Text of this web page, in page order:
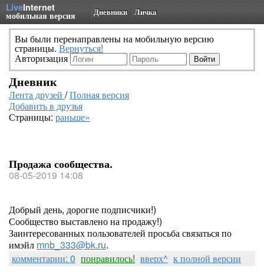
LiveInternet
мобильная версия Дневники Личка
Вы были перенаправлены на мобильную версию
страницы. Вернуться!
Авторизация
Дневник
Лента друзей /Полная версия
Добавить в друзья
Страницы: раньше»
Продажа сообщества.
08-05-2019 14:08
Добрый день, дорогие подписчики!)
Сообщество выставлено на продажу!)
Заинтересованных пользователей просьба связаться по
имэйл mnb_333@bk.ru.
комментарии: 0 понравилось! вверх^ к полной версии